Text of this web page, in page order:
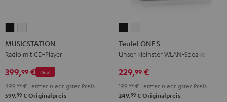
Schwarz
Weiß
MUSICSTATION
Radio mit CD-Player
Deal
399,99 €
499, 99 € Letzter niedrigster Preis
599,99 € Originalpreis
ONE
S
ONE
S
Teufel ONE S
Unser kleinster WLAN-Speaker
229,99 €
199, 99 € Letzter niedrigster Preis
249,99 € Originalpreis